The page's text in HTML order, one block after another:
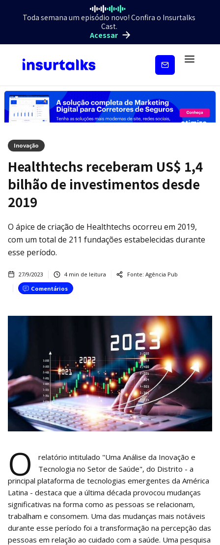
Toda semana um episódio novo! Confira o Insurtalks
Cast.
Acessar
Inscreva-
Inovação
Healthtechs receberam US$ 1,4
bilhão de investimentos desde
2019
O ápice de criação de Healthtechs ocorreu em 2019,
com um total de 211 fundações estabelecidas durante
esse período.
27/9/2023 4min de leitura Fonte: Agência Pub
Comentários
O
relatório intitulado "Uma Análise da Inovação e
Tecnologia no Setor de Saúde", do Distrito - a
principal plataforma de tecnologias emergentes da América
Latina - destaca que a última década provocou mudanças
significativas na forma como as pessoas se relacionam,
trabalham e consomem. Uma das mudanças mais notáveis
durante esse período foi a transformação na percepção das
pessoas em relação ao cuidado com a saúde. Uma pesquisa